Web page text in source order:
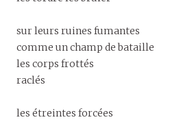
sur leurs ruines fumantes
comme un champ de bataille
les corps frottés
raclés
les étreintes forcées